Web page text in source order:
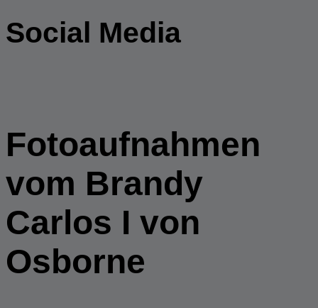
Social Media
Fotoaufnahmen
vom Brandy
Carlos I von
Osborne